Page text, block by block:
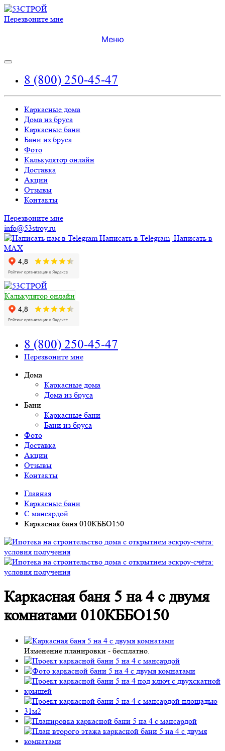
Перезвоните мне
Меню
8 (800) 250-45-47
Каркасные дома
Дома из бруса
Каркасные бани
Бани из бруса
Фото
Калькулятор онлайн
Доставка
Акции
Отзывы
Контакты
Перезвоните мне
info@53stroy.ru
Написать в Telegram Написать в
MAX
Калькулятор онлайн
8 (800) 250-45-47
Перезвоните мне
Дома
Каркасные дома
Дома из бруса
Бани
Каркасные бани
Бани из бруса
Фото
Доставка
Акции
Отзывы
Контакты
Главная
Каркасные бани
С мансардой
Каркасная баня 010КББО150
Каркасная баня 5 на 4 с двумя
комнатами 010КББО150
Изменение планировки - бесплатно.